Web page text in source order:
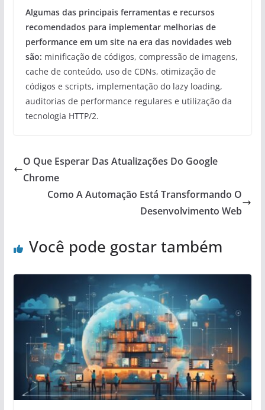
Algumas das principais ferramentas e recursos
recomendados para implementar melhorias de
performance em um site na era das novidades web
são: minificação de códigos, compressão de imagens,
cache de conteúdo, uso de CDNs, otimização de
códigos e scripts, implementação do lazy loading,
auditorias de performance regulares e utilização da
tecnologia HTTP/2.
O Que Esperar Das Atualizações Do Google
Chrome
Como A Automação Está Transformando O
Desenvolvimento Web
Você pode gostar também